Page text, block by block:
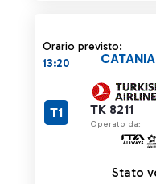
Orario previsto:
13:20
TK 8211
Operato da:
T1
Stato